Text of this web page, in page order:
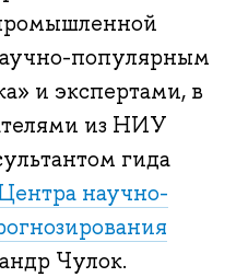
популярным
и экспертами, в
из НИУ
гида
научно-
Чулок.